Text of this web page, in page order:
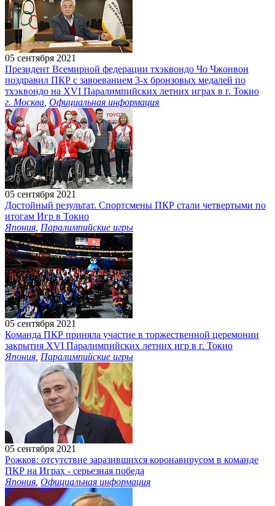
05 сентября 2021
Президент Всемирной федерации тхэквондо Чо Чжонвон
поздравил ПКР с завоеванием 3-х бронзовых медалей по
тхэквондо на XVI Паралимпийских летних играх в г. Токио
г. Москва Официальная информация
05 сентября 2021
Достойный результат. Спортсмены ПКР стали четвертыми по
итогам Игр в Токио
Япония Паралимпийские игры
05 сентября 2021
Команда ПКР приняла участие в торжественной церемонии
закрытия XVI Паралимпийских летних игр в г. Токио
Япония Паралимпийские игры
05 сентября 2021
Рожков: отсутствие заразившихся коронавирусом в команде
ПКР на Играх - серьезная победа
Япония Официальная информация